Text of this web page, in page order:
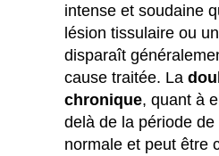
intense et soudaine
lésion tissulaire ou
disparaît
cause traitée. La
chronique, quant à
delà de la période de
normale et peut être